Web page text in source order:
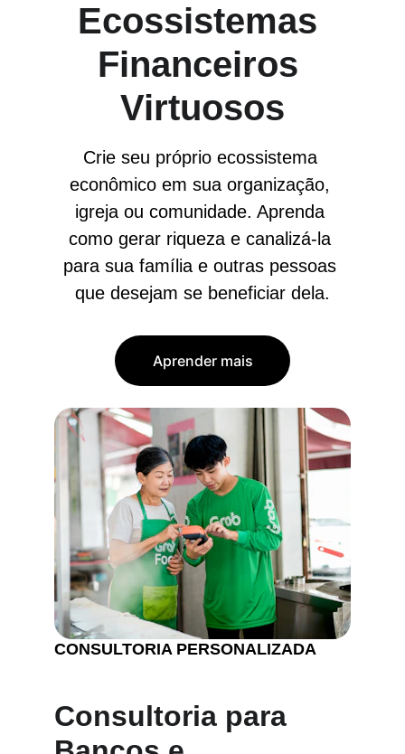
Ecossistemas
Financeiros
Virtuosos
Crie seu próprio ecossistema
econômico em sua organização,
igreja ou comunidade. Aprenda
como gerar riqueza e canalizá-la
para sua família e outras pessoas
que desejam se beneficiar dela.
Aprender mais
CONSULTORIA PERSONALIZADA
Consultoria para